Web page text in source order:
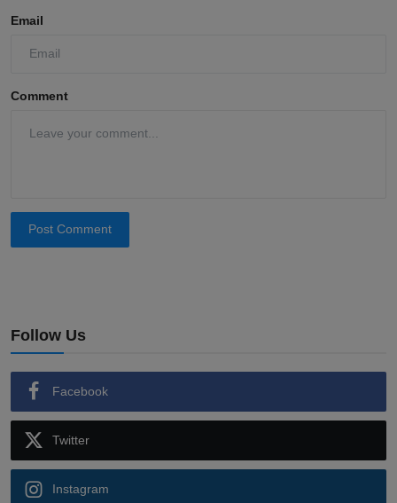
Email
Comment
Post Comment
Follow Us
Facebook
Twitter
Instagram